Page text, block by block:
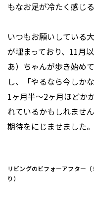
もなお足が冷たく感じる
いつもお願いしている
が埋まっており、11月
あ）ちゃんが歩き始め
し、「やるなら今しか
1ヶ月半〜2ヶ月ほどか
れているかもしれませ
期待をにじませました。
リビングのビフォーアフター
り）